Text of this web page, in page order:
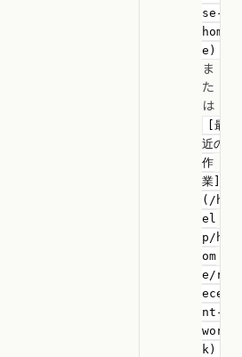
se-
hom
e)
ま
た
は
[最
近の
作
業]
(/h
el
p/h
om
e/r
ece
nt-
wor
k)